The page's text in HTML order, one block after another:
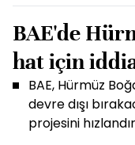
BAE'de
hat için
BAE, Hürmüz
devre dışı
projesini